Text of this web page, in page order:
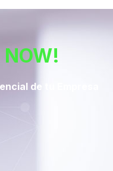
NOW!
de tu Empresa